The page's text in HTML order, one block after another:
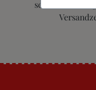
schnellstem